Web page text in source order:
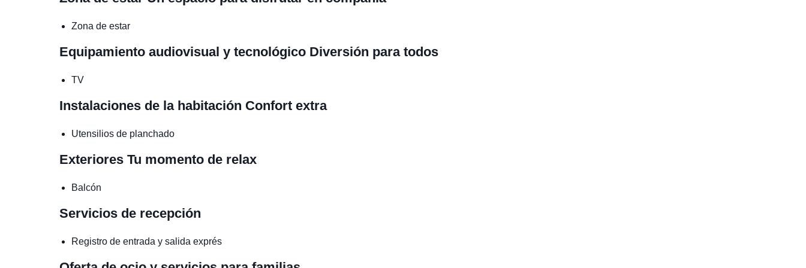
Zona de estar
Equipamiento audiovisual y tecnológico Diversión para todos
TV
Instalaciones de la habitación Confort extra
Utensilios de planchado
Exteriores Tu momento de relax
Balcón
Servicios de recepción
Registro de entrada y salida exprés